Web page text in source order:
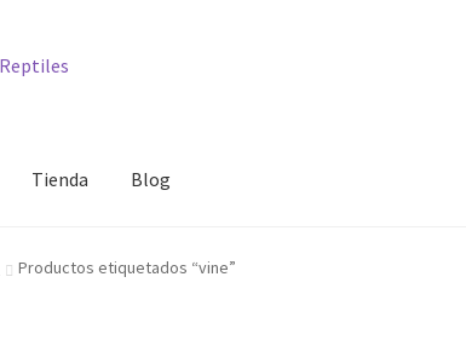
Tienda Blog
Productos etiquetados “vine”